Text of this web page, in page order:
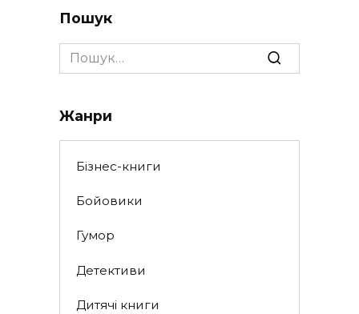
Пошук
Search
for:
Жанри
Бізнес-книги
Бойовики
Гумор
Детективи
Дитячі книги